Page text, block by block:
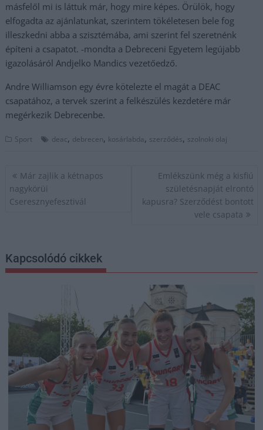
másfelől mi is láttuk már, hogy mire képes. Örülök, hogy
elfogadta az ajánlatunkat, szerintem tökéletesen bele fog
illeszkedni abba a szisztémába, ami szerint fel szeretnénk
építeni a csapatot. -mondta a Debreceni Egyetem legújabb
igazolásáról Andjelko Mandics vezetőedző.
Andre Williamson egy évre kötelezte el magát a DEAC
csapatához, a tervek szerint a felkészülés kezdetére már
megérkezik Debrecenbe.
Sport deac, debrecen, kosárlabda, szerződés, szolnoki olaj
Bejegyzés
navigáció
Már zajlik a kétnapos
nagykörüi
Cseresznyefesztivál
Emlékszünk még a kisfiú
születésnapját elrontó
kapusra? Szerződést bontott
vele csapata
Kapcsolódó cikkek